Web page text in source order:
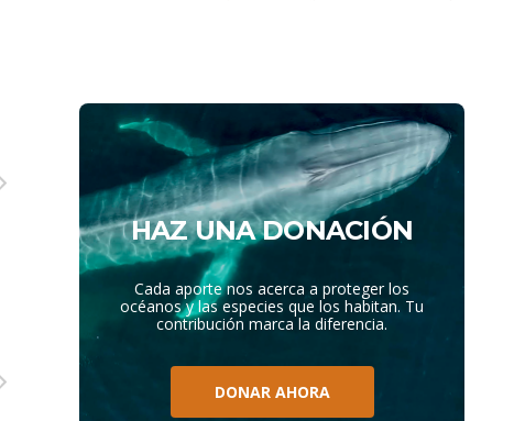
HAZ UNA DONACIÓN
Cada aporte nos acerca a proteger los
océanos y las especies que los habitan. Tu
contribución marca la diferencia.
DONAR AHORA